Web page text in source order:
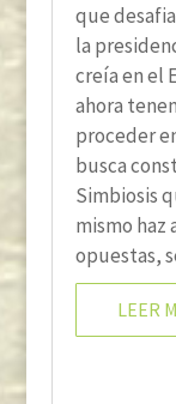
que
la
creía en el
ahora
proceder
busca
Simbiosis
mismo
opuestas,
LEER